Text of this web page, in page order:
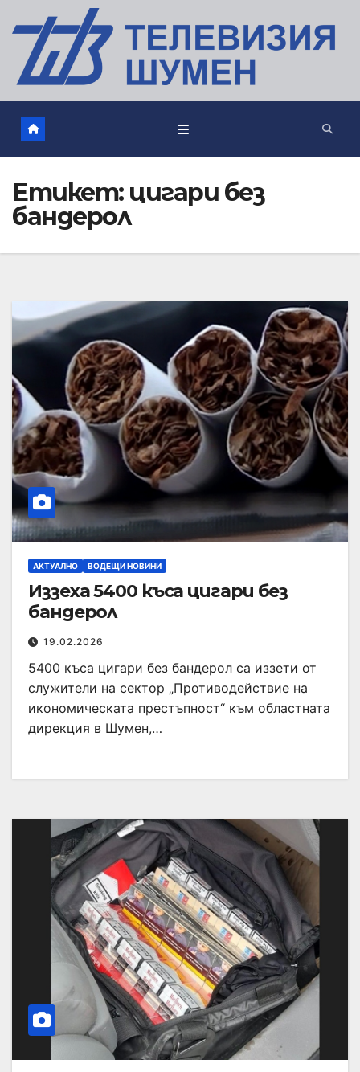
Етикет: цигари без
бандерол
АКТУАЛНО ВОДЕЩИ НОВИНИ
Иззеха 5400 къса цигари без
бандерол
19.02.2026
5400 къса цигари без бандерол са иззети от
служители на сектор „Противодействие на
икономическата престъпност“ към областната
дирекция в Шумен,…